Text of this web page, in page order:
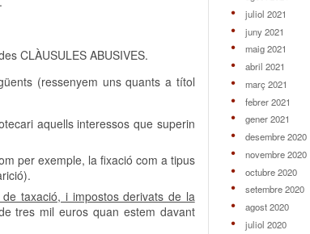
CLÀUSULES ABUSIVES.
(ressenyem uns quants a títol
aquells interessos que superin
per exemple, la fixació com a tipus
taxació, i impostos derivats de la
tres mil euros quan estem davant
juliol 2021
juny 2021
maig 2021
abril 2021
març 2021
febrer 2021
gener 2021
desembre 2020
novembre 2020
octubre 2020
setembre 2020
agost 2020
juliol 2020